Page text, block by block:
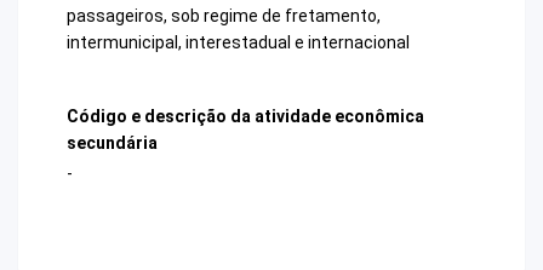
passageiros, sob regime de fretamento,
intermunicipal, interestadual e internacional
Código e descrição da atividade econômica
secundária
-